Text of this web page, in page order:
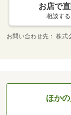
お店で
相談する
お問い合わせ先
株式
ほか